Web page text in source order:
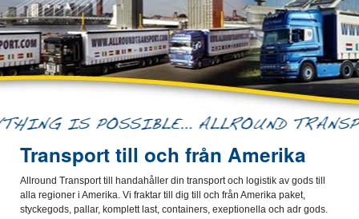
Transport till och från Amerika
Allround Transport till handahåller din transport och logistik av gods till
alla regioner i Amerika. Vi fraktar till dig till och från Amerika paket,
styckegods, pallar, komplett last, containers, exeptionella och adr gods.